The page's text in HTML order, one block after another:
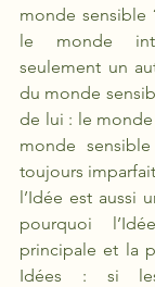
monde sensible
le monde
seulement un
du monde
de lui : le
monde
toujours
l’Idée est aussi
pourquoi
principale et la
Idées : si